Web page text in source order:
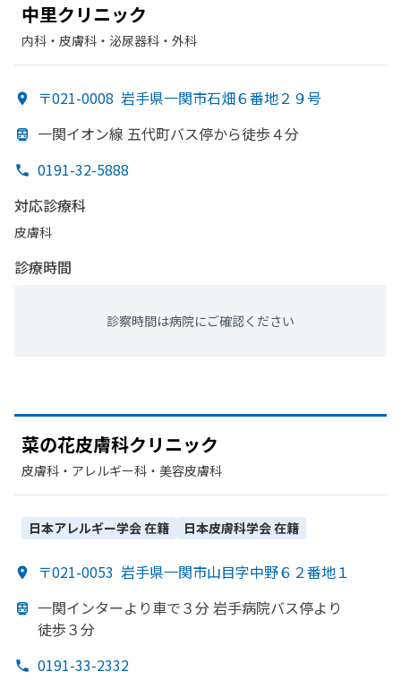
中里クリニック
内科・​皮膚科・​泌尿器科・​外科
〒021-0008 岩手県一関市石畑６番地２９号
一関イオン線 五代町バス停から徒歩４分
0191-32-5888
対応診療科
皮膚科
診療時間
診察時間は病院にご確認ください
菜の花皮膚科クリニック
皮膚科・​アレルギー科・​美容皮膚科
日本アレルギー学会在籍 日本皮膚科学会在籍
〒021-0053 岩手県一関市山目字中野６２番地１
一関インターより車で３分 岩手病院バス停より
徒歩３分
0191-33-2332